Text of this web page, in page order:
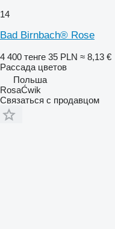
14
Bad Birnbach® Rose
4 400 тенге 35 PLN ≈ 8,13 €
Рассада цветов
Польша
RosaĆwik
Связаться с продавцом